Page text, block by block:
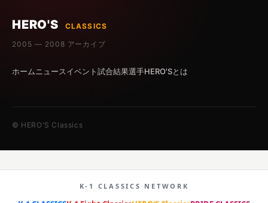
HERO'S
CLASSICS
2005 — 2008 アーカイブ
ホームニュースイベント試合結果選手HERO'Sとは
© HERO'S Classics
K-1 CLASSICS NETWORK